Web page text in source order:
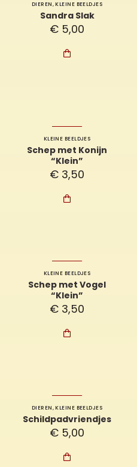
DIEREN,KLEINE BEELDJES
Sandra Slak
€ 5,00

KLEINE BEELDJES
Schep met Konijn
“Klein”
€ 3,50

KLEINE BEELDJES
Schep met Vogel
“Klein”
€ 3,50

DIEREN,KLEINE BEELDJES
Schildpadvriendjes
€ 5,00
